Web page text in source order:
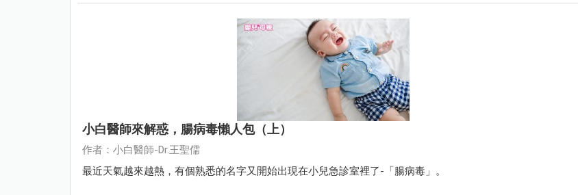
小白醫師來解惑，腸病毒懶人包（上）
作者：小白醫師-Dr.王聖儒
最近天氣越來越熱，有個熟悉的名字又開始出現在小兒急診室裡了-「腸病毒」。